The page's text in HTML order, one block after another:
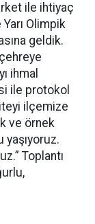
ile ihtiyaç
Olimpik
geldik.
ihmal
ile protokol
ilçemize
ve örnek
Toplantı